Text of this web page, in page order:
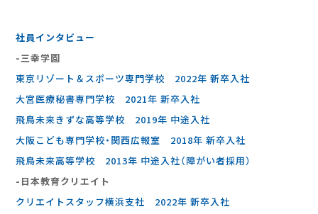
社員インタビュー
-三幸学園
東京リゾート＆スポーツ専門学校 2022年 新卒入社
大宮医療秘書専門学校 2021年 新卒入社
飛鳥未来きずな高等学校 2019年 中途入社
大阪こども専門学校・関西広報室 2018年 新卒入社
飛鳥未来高等学校 2013年 中途入社（障がい者採用）
-⽇本教育クリエイト
クリエイトスタッフ横浜支社 2022年 新卒入社